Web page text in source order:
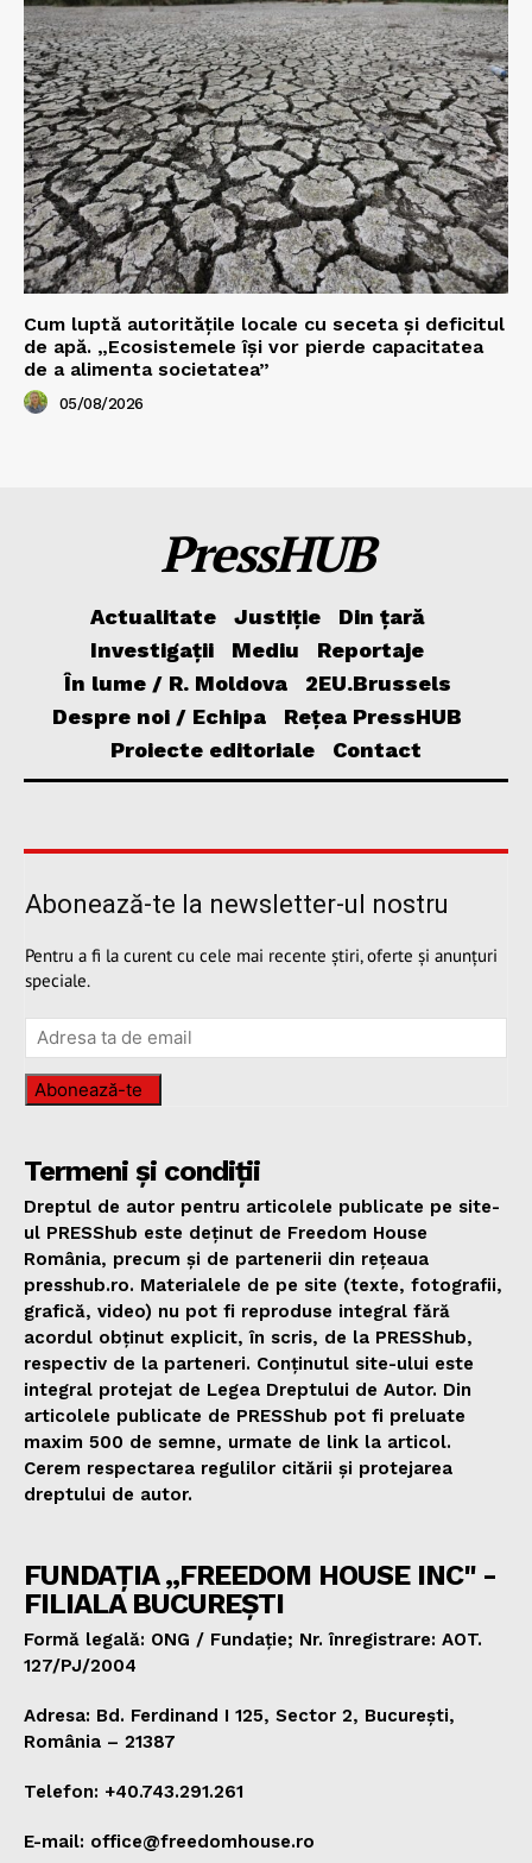
Cum luptă autoritățile locale cu seceta și deficitul
de apă. „Ecosistemele își vor pierde capacitatea
de a alimenta societatea”
05/08/2026
PressHUB
Actualitate Justiție
Din țară
Investigații
Mediu
Reportaje
În lume / R. Moldova
2EU.Brussels
Despre noi / Echipa
Rețea PressHUB
Proiecte editoriale
Contact
Abonează-te la newsletter-ul nostru
Pentru a fi la curent cu cele mai recente știri, oferte și anunțuri
speciale.
Abonează-te
Termeni și condiții
Dreptul de autor pentru articolele publicate pe site-
ul PRESShub este deținut de Freedom House
România, precum și de partenerii din rețeaua
presshub.ro. Materialele de pe site (texte, fotografii,
grafică, video) nu pot fi reproduse integral fără
acordul obținut explicit, în scris, de la PRESShub,
respectiv de la parteneri. Conținutul site-ului este
integral protejat de Legea Dreptului de Autor. Din
articolele publicate de PRESShub pot fi preluate
maxim 500 de semne, urmate de link la articol.
Cerem respectarea regulilor citării și protejarea
dreptului de autor.
FUNDAȚIA „FREEDOM HOUSE INC" -
FILIALA BUCUREȘTI
Formă legală: ONG / Fundație; Nr. înregistrare: AOT.
127/PJ/2004
Adresa: Bd. Ferdinand I 125, Sector 2, București,
România – 21387
Telefon: +40.743.291.261
E-mail: office@freedomhouse.ro